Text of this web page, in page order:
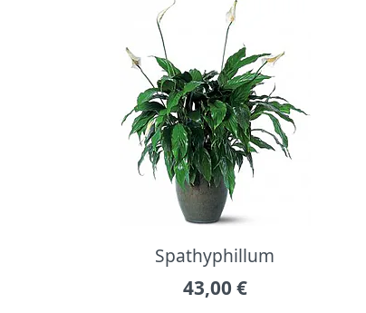
Spathyphillum
43,00 €